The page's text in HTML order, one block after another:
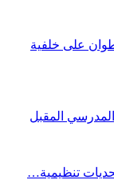
على خلفية
المقبل
تنظيمية…